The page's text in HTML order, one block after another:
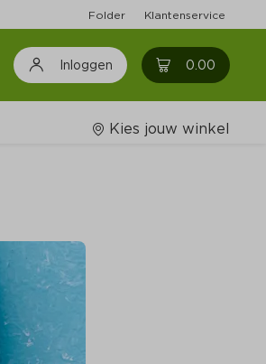
Folder Klantenservice
Inloggen 0.00 0
Kies jouw winkel